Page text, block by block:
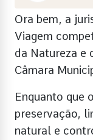
Ora bem, a
Viagem
da Natureza e
Câmara
Enquanto que
preservação,
natural e